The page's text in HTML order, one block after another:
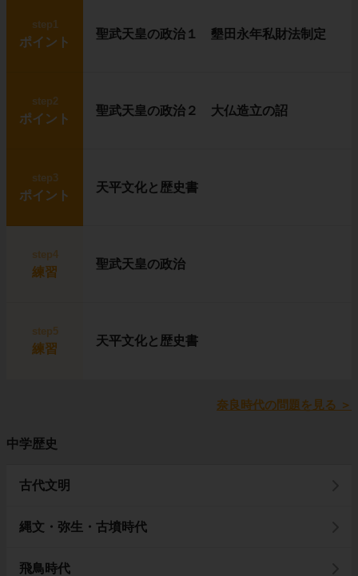
step1
ポイント
聖武天皇の政治１ 墾田永年私財法制定
step2
ポイント
聖武天皇の政治２ 大仏造立の詔
step3
ポイント
天平文化と歴史書
step4
練習
聖武天皇の政治
step5
練習
天平文化と歴史書
奈良時代の問題を見る ＞
中学歴史
古代文明
縄文・弥生・古墳時代
飛鳥時代